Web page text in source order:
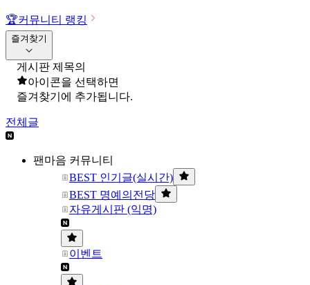
🏆커뮤니티 랭킹
즐겨찾기
게시판 제목의
아이콘을 선택하면
즐겨찾기에 추가됩니다.
전체글
팬마음 커뮤니티
BEST 인기글(실시간)
BEST 명예의전당
자유게시판 (익명)
이벤트